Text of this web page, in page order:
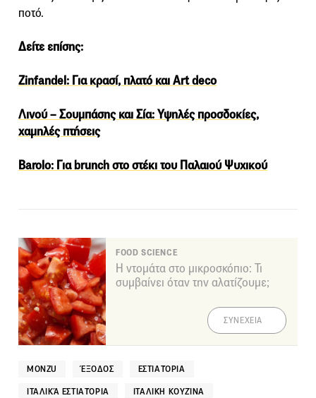
ποτό.
Δείτε επίσης:
Zinfandel: Για κρασί, πλατό και Art deco
Λινού – Σουμπάσης και Σία: Υψηλές προσδοκίες,
χαμηλές πτήσεις
Barolo: Για brunch στο στέκι του Παλαιού Ψυχικού
FOOD SCIENCE
Η ντομάτα στο μικροσκόπιο: Τι
συμβαίνει όταν την αλατίζουμε;
ΣΥΝΕΧΕΙΑ
MONZU ΈΞΟΔΟΣ ΕΣΤΙΑΤΌΡΙΑ
ΙΤΑΛΙΚΆ ΕΣΤΙΑΤΌΡΙΑ ΙΤΑΛΙΚΉ ΚΟΥΖΊΝΑ